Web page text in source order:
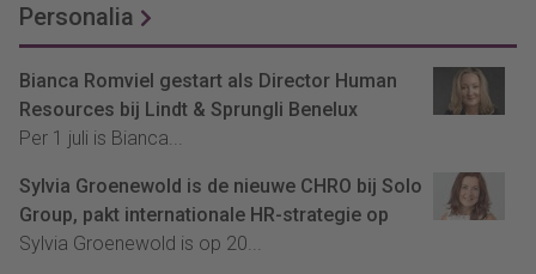
Personalia
Bianca Romviel gestart als Director Human
Resources bij Lindt & Sprungli Benelux
Per 1 juli is Bianca...
Sylvia Groenewold is de nieuwe CHRO bij Solo
Group, pakt internationale HR-strategie op
Sylvia Groenewold is op 20...